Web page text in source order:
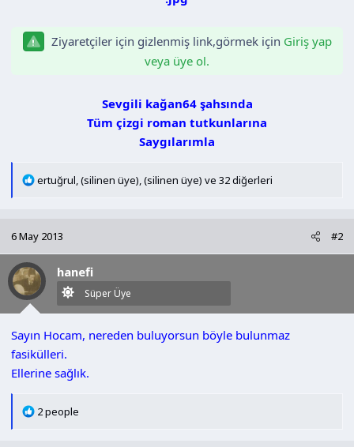
Ziyaretçiler için gizlenmiş link,görmek için Giriş yap
veya üye ol.
Sevgili kağan64 şahsında
Tüm çizgi roman tutkunlarına
Saygılarımla​
T
i
l
e
r
ertuğrul (silinen üye) (silinen üye) ve 32 diğerleri
6 May 2013 #2
hanefi
Süper Üye
Sayın Hocam, nereden buluyorsun böyle bulunmaz
fasikülleri.
Ellerine sağlık.
T
2 people